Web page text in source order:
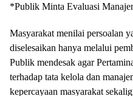
*Publik Minta Evaluasi
Masyarakat menilai persoalan
diselesaikan hanya melalui
Publik mendesak agar
terhadap tata kelola dan
kepercayaan masyarakat